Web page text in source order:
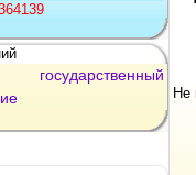
государственный
Не